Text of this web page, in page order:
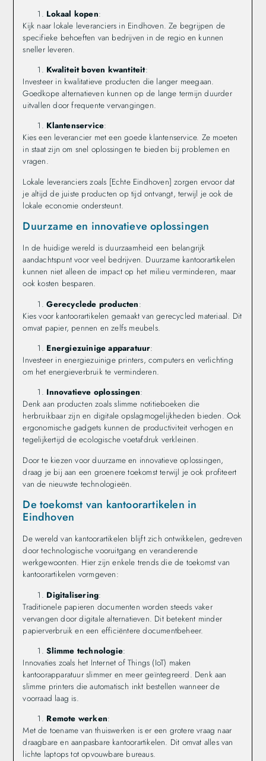
Lokaal kopen:
Kijk naar lokale leveranciers in Eindhoven. Ze begrijpen de
specifieke behoeften van bedrijven in de regio en kunnen
sneller leveren.
Kwaliteit boven kwantiteit:
Investeer in kwalitatieve producten die langer meegaan.
Goedkope alternatieven kunnen op de lange termijn duurder
uitvallen door frequente vervangingen.
Klantenservice:
Kies een leverancier met een goede klantenservice. Ze moeten
in staat zijn om snel oplossingen te bieden bij problemen en
vragen.
Lokale leveranciers zoals [Echte Eindhoven] zorgen ervoor dat
je altijd de juiste producten op tijd ontvangt, terwijl je ook de
lokale economie ondersteunt.
Duurzame en innovatieve oplossingen
In de huidige wereld is duurzaamheid een belangrijk
aandachtspunt voor veel bedrijven. Duurzame kantoorartikelen
kunnen niet alleen de impact op het milieu verminderen, maar
ook kosten besparen.
Gerecyclede producten:
Kies voor kantoorartikelen gemaakt van gerecycled materiaal. Dit
omvat papier, pennen en zelfs meubels.
Energiezuinige apparatuur:
Investeer in energiezuinige printers, computers en verlichting
om het energieverbruik te verminderen.
Innovatieve oplossingen:
Denk aan producten zoals slimme notitieboeken die
herbruikbaar zijn en digitale opslagmogelijkheden bieden. Ook
ergonomische gadgets kunnen de productiviteit verhogen en
tegelijkertijd de ecologische voetafdruk verkleinen.
Door te kiezen voor duurzame en innovatieve oplossingen,
draag je bij aan een groenere toekomst terwijl je ook profiteert
van de nieuwste technologieën.
De toekomst van kantoorartikelen in
Eindhoven
De wereld van kantoorartikelen blijft zich ontwikkelen, gedreven
door technologische vooruitgang en veranderende
werkgewoonten. Hier zijn enkele trends die de toekomst van
kantoorartikelen vormgeven:
Digitalisering:
Traditionele papieren documenten worden steeds vaker
vervangen door digitale alternatieven. Dit betekent minder
papierverbruik en een efficiëntere documentbeheer.
Slimme technologie:
Innovaties zoals het Internet of Things (IoT) maken
kantoorapparatuur slimmer en meer geïntegreerd. Denk aan
slimme printers die automatisch inkt bestellen wanneer de
voorraad laag is.
Remote werken:
Met de toename van thuiswerken is er een grotere vraag naar
draagbare en aanpasbare kantoorartikelen. Dit omvat alles van
lichte laptops tot opvouwbare bureaus.